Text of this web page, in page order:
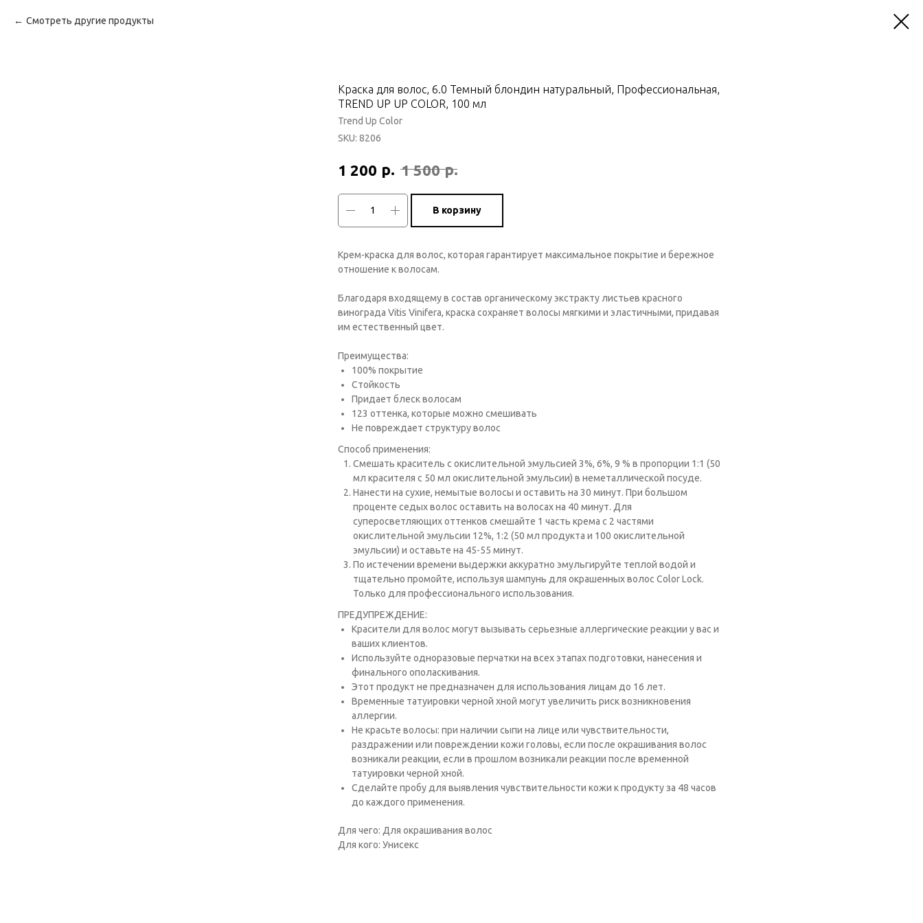
Смотреть другие продукты
Краска для волос, 6.0 Темный блондин натуральный, Профессиональная,
TREND UP UP COLOR, 100 мл
Trend Up Color
SKU: 8206
1 200 р. 1 500 р.
В корзину
Крем-краска для волос, которая гарантирует максимальное покрытие и бережное
отношение к волосам.
Благодаря входящему в состав органическому экстракту листьев красного
винограда Vitis Vinifera, краска сохраняет волосы мягкими и эластичными, придавая
им естественный цвет.
Преимущества:
100% покрытие
Стойкость
Придает блеск волосам
123 оттенка, которые можно смешивать
Не повреждает структуру волос
Способ применения:
Cмешать краситель с окислительной эмульсией 3%, 6%, 9 % в пропорции 1:1 (50
мл красителя с 50 мл окислительной эмульсии) в неметаллической посуде.
Нанести на сухие, немытые волосы и оставить на 30 минут. При большом
проценте седых волос оставить на волосах на 40 минут. Для
суперосветляющих оттенков смешайте 1 часть крема с 2 частями
окислительной эмульсии 12%, 1:2 (50 мл продукта и 100 окислительной
эмульсии) и оставьте на 45-55 минут.
По истечении времени выдержки аккуратно эмульгируйте теплой водой и
тщательно промойте, используя шампунь для окрашенных волос Color Lock.
Только для профессионального использования.
ПРЕДУПРЕЖДЕНИЕ:
Красители для волос могут вызывать серьезные аллергические реакции у вас и
ваших клиентов.
Исполь­зуйте одноразовые перчатки на всех этапах подготовки, нанесения и
финального ополаскивания.
Этот продукт не предназна­чен для использования лицам до 16 лет.
Временные татуировки черной хной могут увеличить риск возникновения
аллергии.
Не красьте волосы: при наличии сыпи на лице или чувствительности,
раздражении или повреждении кожи головы, если после окрашивания волос
возникали реакции, если в прошлом возникали реакции после временной
татуировки черной хной.
Сде­лайте пробу для выявления чувствительности кожи к продукту за 48 часов
до каждого применения.
Для чего: Для окрашивания волос
Для кого: Унисекс